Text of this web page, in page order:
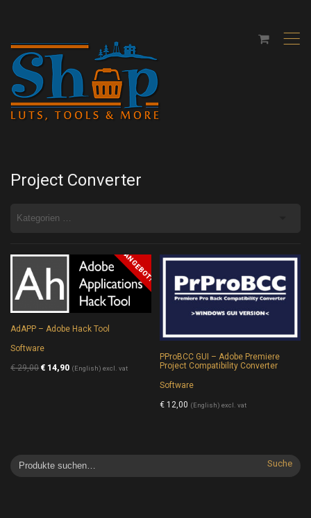
,
Project Converter
ANGEBOT!
AdAPP – Adobe Hack Tool
Software
€29,00 € 14,90 (English) excl. vat
PProBCC GUI – Adobe Premiere
Project Compatibility Converter
Software
€ 12,00 (English) excl. vat
Suche